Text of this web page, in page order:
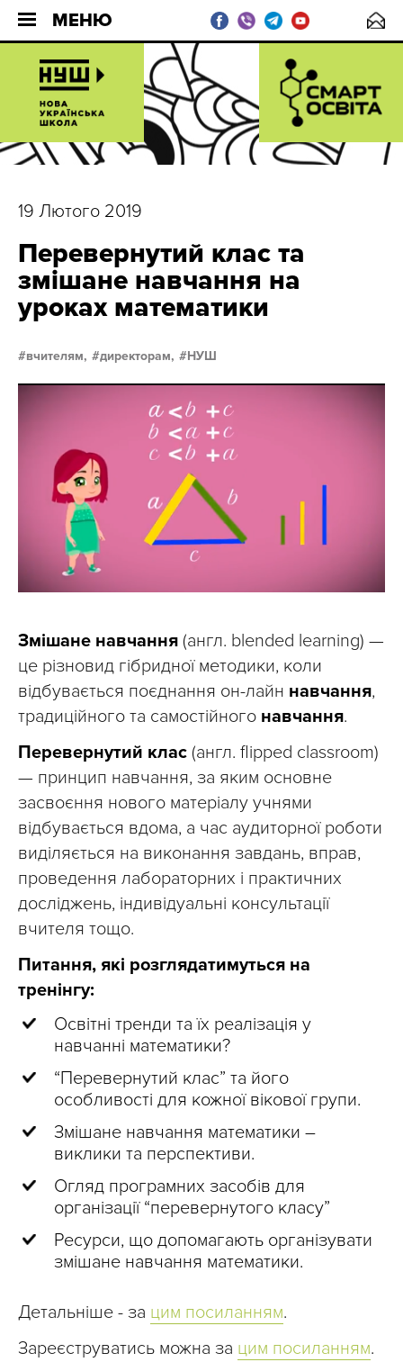
МЕНЮ
19 Лютого 2019
Перевернутий клас та
змішане навчання на
уроках математики
вчителям, директорам, НУШ
Змішане навчання (англ. blended learning) —
це різновид гібридної методики, коли
відбувається поєднання он-лайн навчання,
традиційного та самостійного навчання.
Перевернутий клас (англ. flipped classroom)
— принцип навчання, за яким основне
засвоєння нового матеріалу учнями
відбувається вдома, а час аудиторної роботи
виділяється на виконання завдань, вправ,
проведення лабораторних і практичних
досліджень, індивідуальні консультації
вчителя тощо.
Питання, які розглядатимуться на
тренінгу:
Освітні тренди та їх реалізація у
навчанні математики?
“Перевернутий клас” та його
особливості для кожної вікової групи.
Змішане навчання математики –
виклики та перспективи.
Огляд програмних засобів для
організації “перевернутого класу”
Ресурси, що допомагають організувати
змішане навчання математики.
Детальніше - за цим посиланням.
Зареєструватись можна за цим посиланням.